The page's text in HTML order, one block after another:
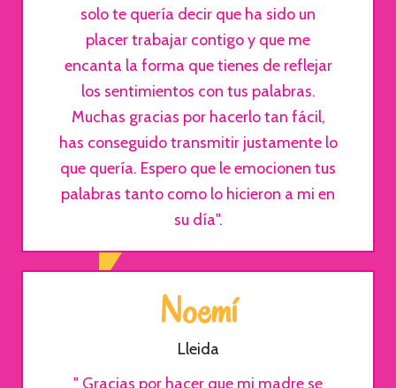
solo te quería decir que ha sido un
placer trabajar contigo y que me
encanta la forma que tienes de reflejar
los sentimientos con tus palabras.
Muchas gracias por hacerlo tan fácil,
has conseguido transmitir justamente lo
que quería. Espero que le emocionen tus
palabras tanto como lo hicieron a mi en
su día".
Noemí
Lleida
" Gracias por hacer que mi madre se